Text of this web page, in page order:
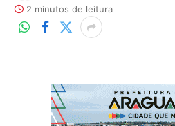
2 minutos de leitura